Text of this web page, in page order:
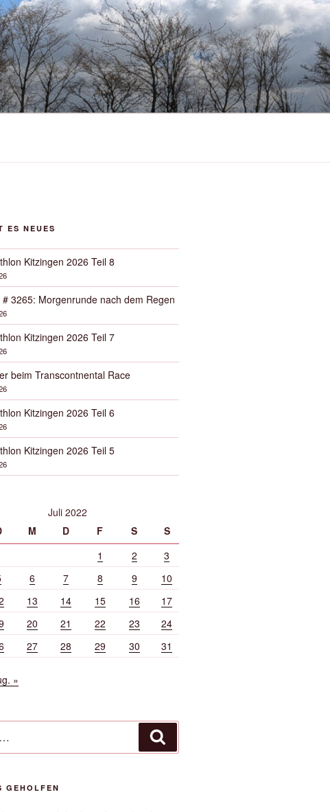
ES NEUES
Kitzingen 2026 Teil 8
# 3265: Morgenrunde nach dem Regen
Kitzingen 2026 Teil 7
beim Transcontnental Race
Kitzingen 2026 Teil 6
Kitzingen 2026 Teil 5
Juli 2022
M D F S
S
1
2
3
6 7 8 9
10
13 14 15 16
17
20 21 22 23
24
27 28 29 30 31
»
GEHOLFEN